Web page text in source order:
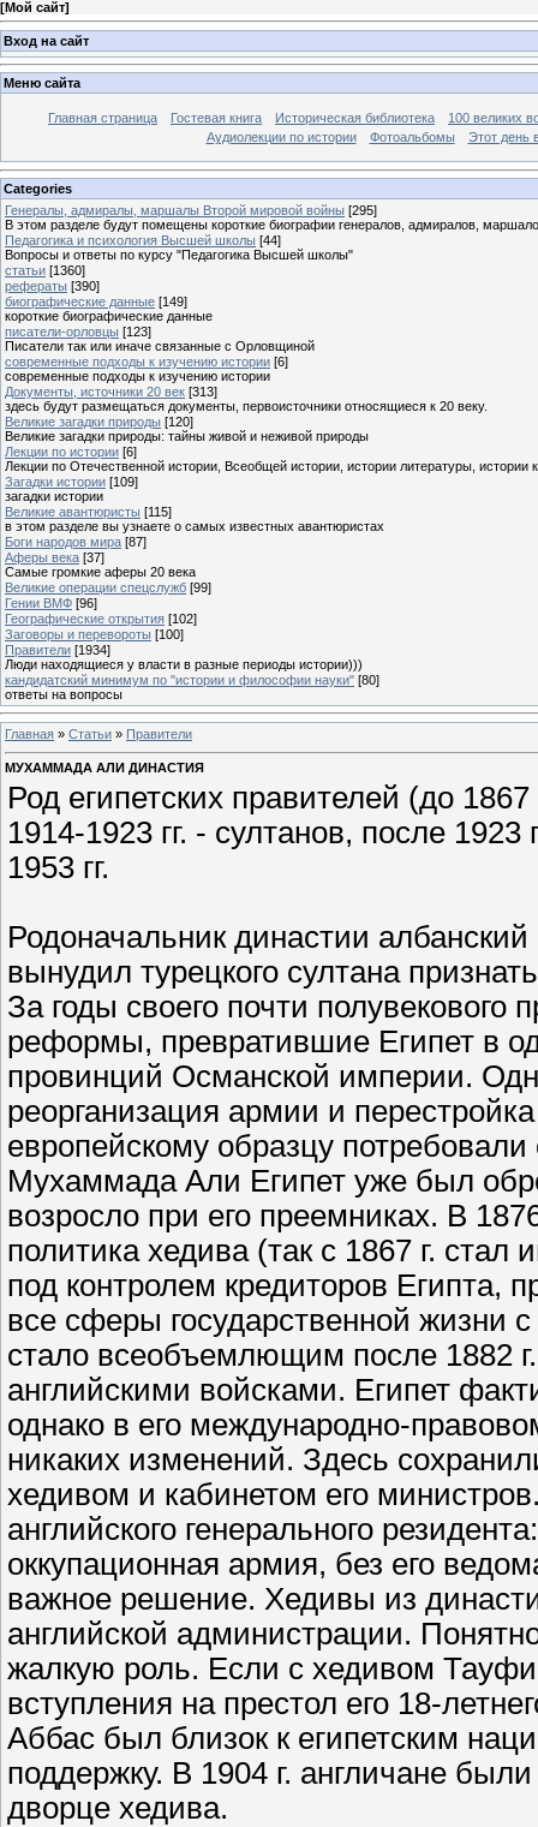
[Мой сайт]
Вход на сайт
Меню сайта
Главная страница Гостевая книга Историческая библиотека
100 великих
Аудиолекции по истории
Фотоальбомы Этот день
Categories
Генералы, адмиралы, маршалы Второй мировой войны [295]
В этом разделе будут помещены короткие биографии генералов, адмиралов,
Педагогика и психология Высшей школы [44]
Вопросы и ответы по курсу "Педагогика Высшей школы"
статьи [1360]
рефераты [390]
биографические данные [149]
короткие биографические данные
писатели-орловцы [123]
Писатели так или иначе связанные с Орловщиной
современные подходы к изучению истории [6]
современные подходы к изучению истории
Документы, источники 20 век [313]
здесь будут размещаться документы, первоисточники относящиеся к 20 веку.
Великие загадки природы [120]
Великие загадки природы: тайны живой и неживой природы
Лекции по истории [6]
Лекции по Отечественной истории, Всеобщей истории, истории литературы, истории
Загадки истории [109]
загадки истории
Великие авантюристы [115]
в этом разделе вы узнаете о самых известных авантюристах
Боги народов мира [87]
Аферы века [37]
Самые громкие аферы 20 века
Великие операции спецслужб [99]
Гении ВМФ [96]
Географические открытия [102]
Заговоры и перевороты [100]
Правители [1934]
Люди находящиеся у власти в разные периоды истории)))
кандидатский минимум по "истории и философии науки" [80]
ответы на вопросы
Главная » Статьи » Правители
МУХАММАДА АЛИ ДИНАСТИЯ
Род египетских правителей (до
1914-1923 гг. - султанов, после
1953 гг.
Родоначальник династии
вынудил турецкого султана
За годы своего почти полувекового
реформы, превратившие Египет в
провинций Османской империи.
реорганизация армии и
европейскому образцу
Мухаммада Али Египет уже был
возросло при его преемниках. В
политика хедива (так с 1867 г. стал
под контролем кредиторов Египта,
все сферы государственной жизни
стало всеобъемлющим после 1882
английскими войсками. Египет
однако в его международно-
никаких изменений. Здесь
хедивом и кабинетом его
английского генерального
оккупационная армия, без его
важное решение. Хедивы из
английской администрации.
жалкую роль. Если с хедивом
вступления на престол его 18-
Аббас был близок к египетским
поддержку. В 1904 г. англичане
дворце хедива.